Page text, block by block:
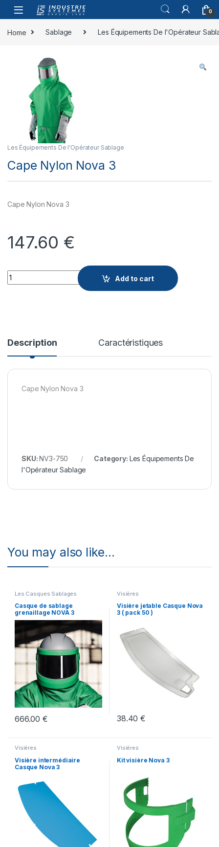
Skip to navigation
Skip to content
0
Home Sablage Les Équipements De l'Opérateur
Les Équipements De l'Opérateur Sablage
Cape Nylon Nova 3
Cape Nylon Nova 3
147.60 €
Quantity
Add to cart
Description Caractéristiques
Cape Nylon Nova 3
SKU:NV3-750 Category: Les Équipements De
l'Opérateur Sablage
You may also like…
Les Casques Sablages
Casque de sablage
grenaillage NOVA 3
666.00€
Visières
Visière jetable Casque Nova
3 ( pack 50 )
38.40€
Visières
Visière intermédiaire
Casque Nova 3
Visières
Kit visière Nova 3